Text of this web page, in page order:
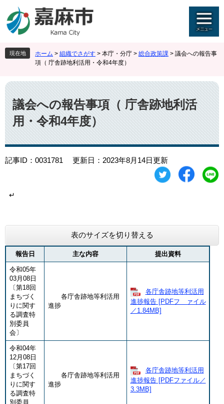
ジ
先
頭
。
ュ
を
飛
て
本
文
へ
現在地 ホーム > 組織でさがす > 本庁・分庁 > 総合政策課 > 議会への報告事
項（ 庁舎跡地利活用・令和4年度）
本
文
議会への報告事項（ 庁舎跡地利活
用・令和4年度）
記事ID：0031781 更新日：2023年8月14日更新
↵
表のサイズを切り替える
報告日 主な内容 提出資料
令和05年
03月08日
〔第18回
まちづく
りに関す
る調査特
別委員
会〕
各庁舎跡地等利活用
進捗
各庁舎跡地等利活用
進捗報告 [PDFフ ァイル
／1.84MB]
令和04年
12月08日
〔第17回
まちづく
りに関す
る調査特
別委員
各庁舎跡地等利活用
進捗
各庁舎跡地等利活用
進捗報告 [PDFファイル／
3.3MB]